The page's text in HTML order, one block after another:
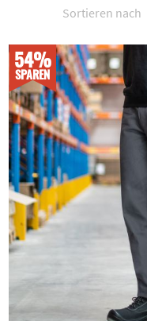
Sortieren nach
54%
SPAREN